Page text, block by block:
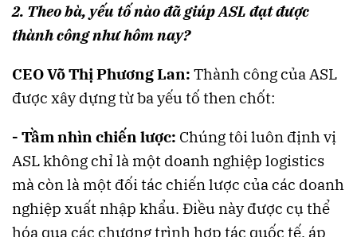
2. Theo bà, yếu tố nào đã giúp ASL đạt được
thành công như hôm nay?
CEO Võ Thị Phương Lan: Thành công của ASL
được xây dựng từ ba yếu tố then chốt:
- Tầm nhìn chiến lược: Chúng tôi luôn định vị
ASL không chỉ là một doanh nghiệp logistics
mà còn là một đối tác chiến lược của các doanh
nghiệp xuất nhập khẩu. Điều này được cụ thể
hóa qua các chương trình hợp tác quốc tế, áp